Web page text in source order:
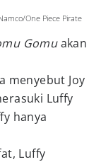
One Piece Pirate
Gomuakan
menyebut Joy
Luffy
hanya
Luffy